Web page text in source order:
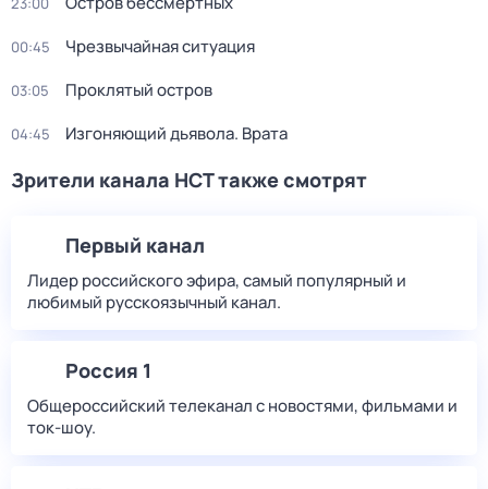
00:45 Чрезвычайная ситуация
03:05 Проклятый остров
04:45 Изгоняющий дьявола. Врата
Зрители канала НСТ также смотрят
Первый канал
Лидер российского эфира, самый популярный и
любимый русскоязычный канал.
Россия 1
Общероссийский телеканал с новостями, фильмами и
ток-шоу.